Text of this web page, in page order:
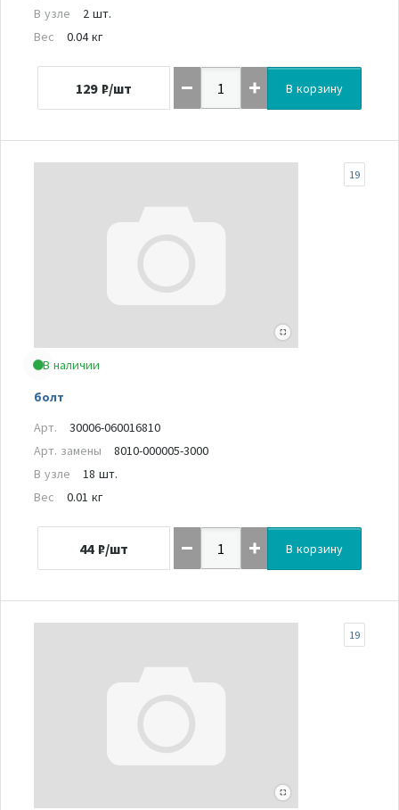
В узле
2 шт.
Вес
0.04 кг
129 ₽/шт В корзину
В наличии
болт
19
Арт.
30006-060016810
Арт. замены
8010-000005-3000
В узле
18 шт.
Вес
0.01 кг
44 ₽/шт В корзину
19